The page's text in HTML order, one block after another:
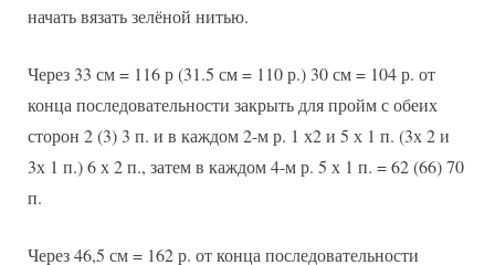
начать вязать зелёной нитью.
Через 33 см = 116 р (31.5 см = 110 р.) 30 см = 104 р. от
конца последовательности закрыть для пройм с обеих
сторон 2 (3) 3 п. и в каждом 2-м р. 1 х2 и 5 х 1 п. (3х 2 и
3х 1 п.) 6 х 2 п., затем в каждом 4-м р. 5 х 1 п. = 62 (66) 70
п.
Через 46,5 см = 162 р. от конца последовательности